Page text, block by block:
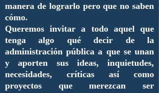
manera de lograrlo pero que no saben
cómo.
Queremos invitar a todo aquel que
tenga algo qué decir de la
administración pública a que se unan
y aporten sus ideas, inquietudes,
necesidades, críticas así como
proyectos que merezcan ser